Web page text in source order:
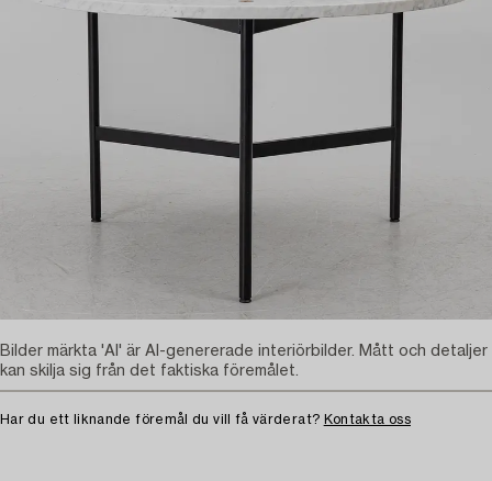
Har du ett liknande föremål du vill få värderat? Kontakta oss
Bilder märkta 'AI' är AI-genererade interiörbilder. Mått och detaljer
kan skilja sig från det faktiska föremålet.